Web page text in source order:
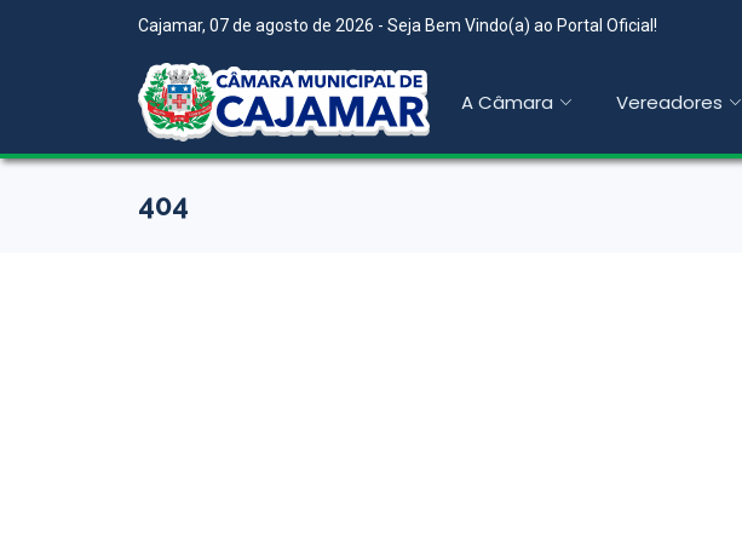
Cajamar, 07 de agosto de 2026 - Seja Bem Vindo(a) ao Portal Oficial!
A Câmara Vereadores
404